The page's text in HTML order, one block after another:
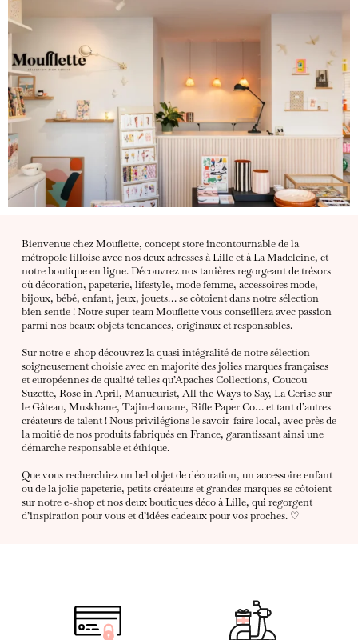
Bienvenue chez Mouflette, concept store incontournable de la
métropole lilloise avec nos deux adresses à Lille et à La Madeleine, et
notre boutique en ligne. Découvrez nos tanières regorgeant de trésors
où décoration, papeterie, lifestyle, mode femme, accessoires mode,
bijoux, bébé, enfant, jeux, jouets… se côtoient dans notre sélection
bien sentie ! Notre super team Mouflette vous conseillera avec passion
parmi nos beaux objets tendances, originaux et responsables.
Sur notre e-shop découvrez la quasi intégralité de notre sélection
soigneusement choisie avec en majorité des jolies marques françaises
et européennes de qualité telles qu’Apaches Collections, Coucou
Suzette, Rose in April, Manucurist, All the Ways to Say, La Cerise sur
le Gâteau, Muskhane, Tajinebanane, Rifle Paper Co… et tant d’autres
créateurs de talent ! Nous privilégions le savoir-faire local, avec près de
la moitié de nos produits fabriqués en France, garantissant ainsi une
démarche responsable et éthique.
Que vous recherchiez un bel objet de décoration, un accessoire enfant
ou de la jolie papeterie, petits créateurs et grandes marques se côtoient
sur notre e-shop et nos deux boutiques déco à Lille, qui regorgent
d’inspiration pour vous et d’idées cadeaux pour vos proches. ♡